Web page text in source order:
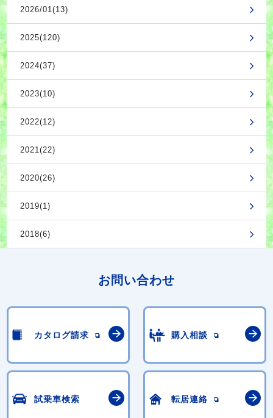
2026/01(13)
2025(120)
2024(37)
2023(10)
2022(12)
2021(22)
2020(26)
2019(1)
2018(6)
お問い合わせ
カタログ請求 購入相談
試乗車検索 転居連絡